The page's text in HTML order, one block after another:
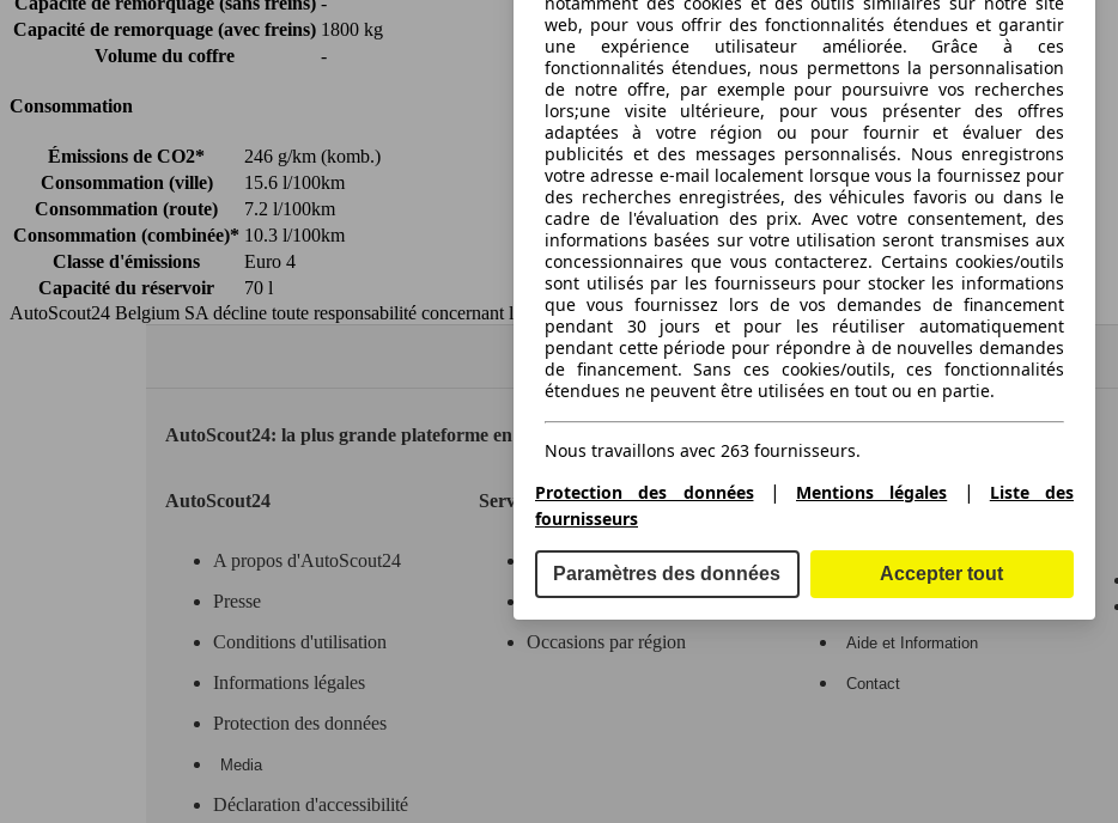
Capacité de remorquage (avec freins) 1800 kg
Volume du coffre
-
Consommation
Émissions de CO2*
246 g/km (komb.)
Consommation (ville)
15.6 l/100km
Consommation (route)
7.2 l/100km
Consommation (combinée)* 10.3 l/100km
Classe d'émissions
Euro 4
Capacité du réservoir
70 l
AutoScout24 Belgium SA décline toute responsabilité concernant l’exactitude des informations fournies
AutoScout24: la plus grande plateforme en ligne de voitures en Europe.
AutoScout24
A propos d'AutoScout24
Presse
Conditions d'utilisation
Informations légales
Protection des données
Media
Déclaration d'accessibilité
Service
Contact et aide
Occasions par marque
Occasions par région
Espace Pro
Inscription
Aide et Information
Contact
web, pour vous offrir des fonctionnalités étendues et garantir
une expérience utilisateur améliorée. Grâce à ces
fonctionnalités étendues, nous permettons la personnalisation
de notre offre, par exemple pour poursuivre vos recherches
lors;une visite ultérieure, pour vous présenter des offres
adaptées à votre région ou pour fournir et évaluer des
publicités et des messages personnalisés. Nous enregistrons
votre adresse e-mail localement lorsque vous la fournissez pour
des recherches enregistrées, des véhicules favoris ou dans le
cadre de l'évaluation des prix. Avec votre consentement, des
informations basées sur votre utilisation seront transmises aux
concessionnaires que vous contacterez. Certains cookies/outils
sont utilisés par les fournisseurs pour stocker les informations
que vous fournissez lors de vos demandes de financement
pendant 30 jours et pour les réutiliser automatiquement
pendant cette période pour répondre à de nouvelles demandes
de financement. Sans ces cookies/outils, ces fonctionnalités
étendues ne peuvent être utilisées en tout ou en partie.
Nous travaillons avec 263 fournisseurs.
Protection des données| Mentions légales |
Liste des
fournisseurs
Paramètres des données Accepter tout